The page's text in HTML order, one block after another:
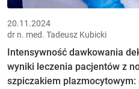
20.11.2024
dr n. med. Tadeusz Kubicki
Intensywność dawkowania
wyniki leczenia pacjentów z
szpiczakiem plazmocytowym: